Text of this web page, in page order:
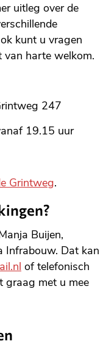
uitleg over de
kunt u vragen
van harte welkom.
247
19.15 uur
Grintweg.
Buijen,
Infrabouw. Dat kan
of telefonisch
graag met u mee